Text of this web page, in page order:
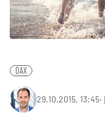
DAX
29.10.2015, 13:45‧